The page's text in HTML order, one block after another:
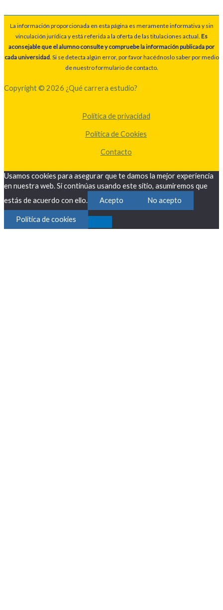
La información proporcionada en esta página es meramente informativa y sin
vinculación jurídica y está referida a la oferta de las titulaciones actual. Es
aconsejable que el alumno consulte y compruebe la información publicada por
cada universidad. Si se detecta algún error, por favor hacédnoslo saber por medio
de nuestro formulario de contacto.
Copyright © 2026 ¿Qué carrera estudio?
Política de privacidad
Política de Cookies
Contacto
Usamos cookies para asegurar que te damos la mejor experiencia
en nuestra web. Si continúas usando este sitio, asumiremos que
estás de acuerdo con ello.
Acepto No acepto
Política de cookies